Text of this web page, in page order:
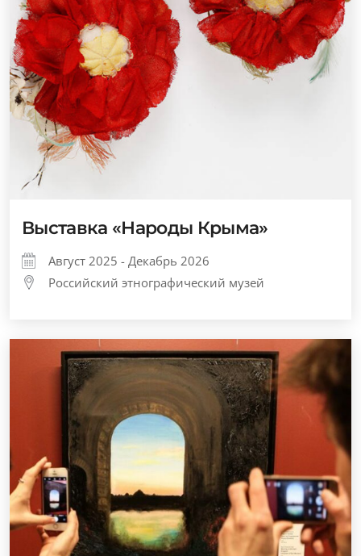
Выставка «Народы Крыма»
Август 2025 - Декабрь 2026
Российский этнографический музей